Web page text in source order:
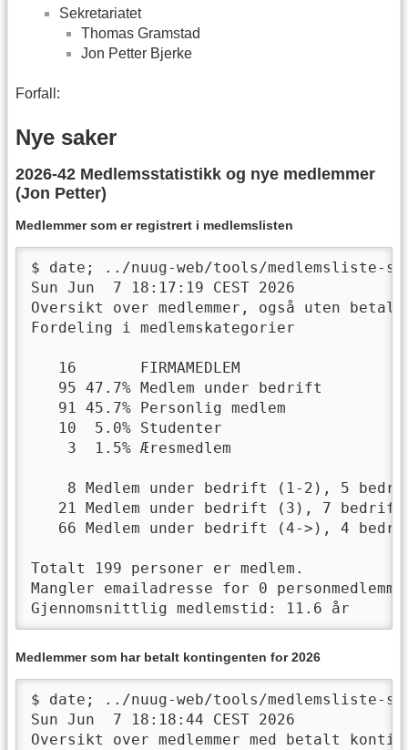
Sekretariatet
Thomas Gramstad
Jon Petter Bjerke
Forfall:
Nye saker
2026-42 Medlemsstatistikk og nye medlemmer
(Jon Petter)
Medlemmer som er registrert i medlemslisten
$ date; ../nuug-web/tools/medlemsliste-
Sun Jun  7 18:17:19 CEST 2026
Oversikt over medlemmer, også uten
Fordeling i medlemskategorier
   16       FIRMAMEDLEM
   95 47.7% Medlem under bedrift
   91 45.7% Personlig medlem
   10  5.0% Studenter
    3  1.5% Æresmedlem
8 Medlem under bedrift (1-2), 5
21 Medlem under bedrift (3), 7
66 Medlem under bedrift (4->), 4
Totalt 199 personer er medlem.
Mangler emailadresse for 0
Gjennomsnittlig medlemstid: 11.6 år
Medlemmer som har betalt kontingenten for 2026
$ date; ../nuug-web/tools/medlemsliste-
Sun Jun  7 18:18:44 CEST 2026
Oversikt over medlemmer med betalt